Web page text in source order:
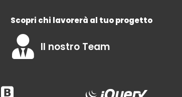
Scopri chi lavorerà al tuo progetto
Il nostro Team